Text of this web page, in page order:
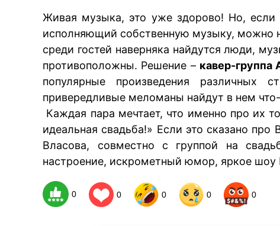
Живая музыка, это уже здорово! Но, если
исполняющий собственную музыку, можно
среди гостей наверняка найдутся люди,
противоположны. Решение – кавер-группа
популярные произведения различных
привередливые меломаны найдут в нем
Каждая пара мечтает, что именно про их
идеальная свадьба!» Если это сказано
Власова, совместно с группой на
настроение, искрометный юмор, яркое шоу
0 0 0 0 0